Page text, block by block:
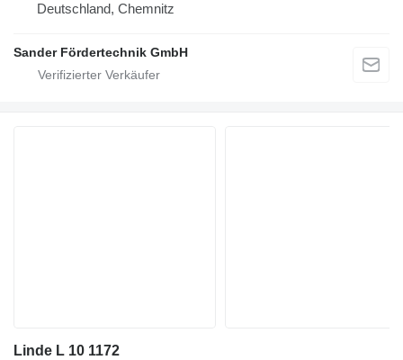
Deutschland, Chemnitz
Sander Fördertechnik GmbH
Linde L 10 1172